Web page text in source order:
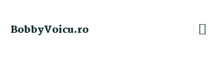
primary
main
primary
footer
BobbyVoicu.ro